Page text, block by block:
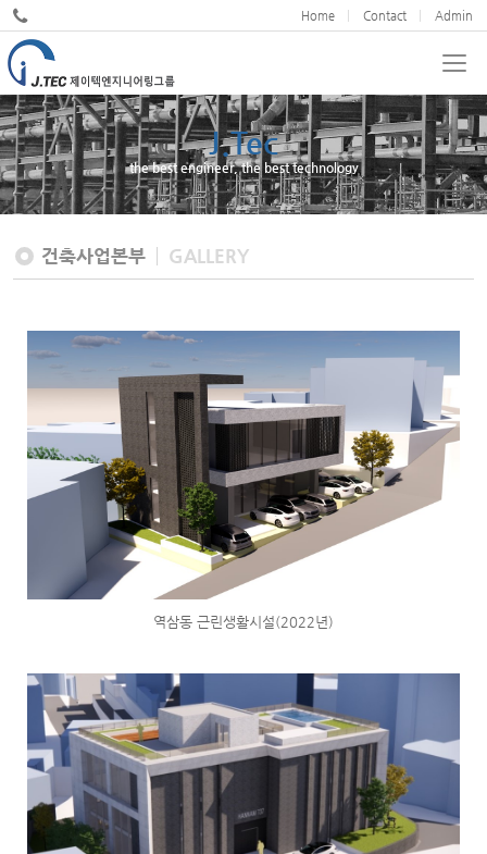
Home Contact Admin
J.Tec
the best engineer, the best technology
건축사업본부 GALLERY
역삼동 근린생활시설(2022년)